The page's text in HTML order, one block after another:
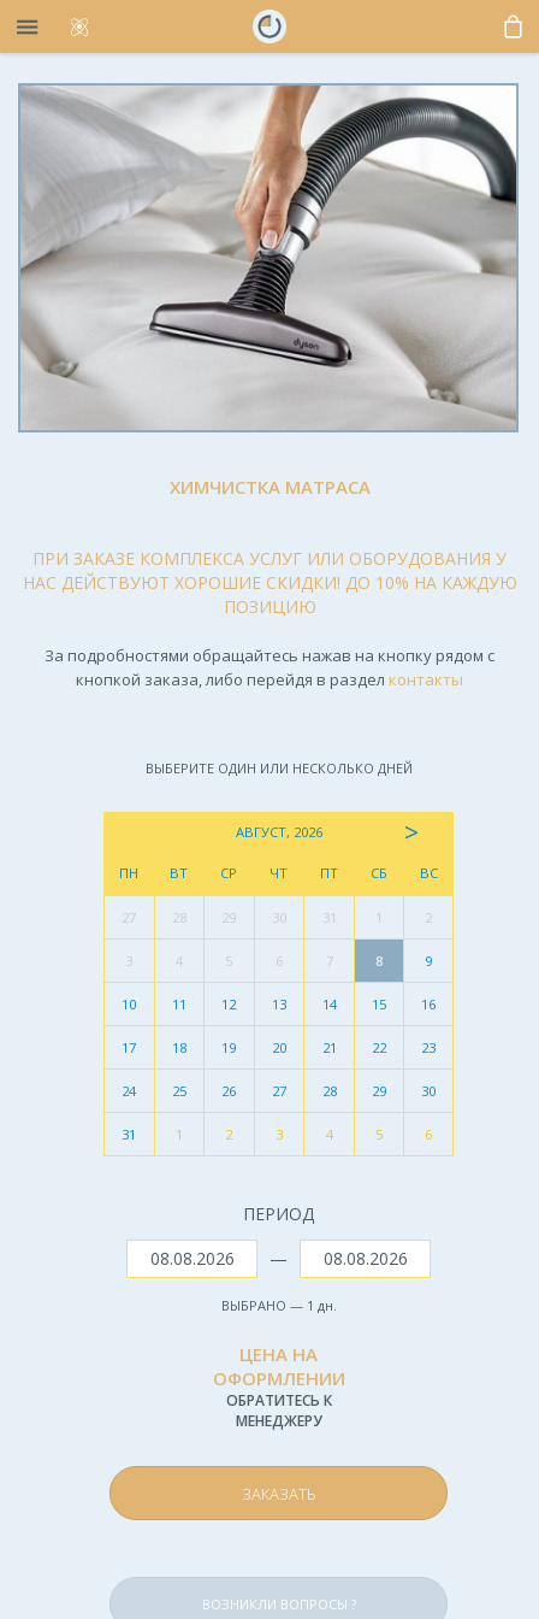
ХИМЧИСТКА МАТРАСА
ПРИ ЗАКАЗЕ КОМПЛЕКСА УСЛУГ ИЛИ ОБОРУДОВАНИЯ У
НАС ДЕЙСТВУЮТ ХОРОШИЕ СКИДКИ! ДО 10% НА КАЖДУЮ
ПОЗИЦИЮ
За подробностями обращайтесь нажав на кнопку рядом с
кнопкой заказа, либо перейдя в раздел контакты
ВЫБЕРИТЕ ОДИН ИЛИ НЕСКОЛЬКО ДНЕЙ
АВГУСТ, 2026 >
ПН ВТ СР ЧТ ПТ СБ ВС
27 28 29 30 31 1 2
3 4 5 6 7 8 9
10 11 12 13 14 15 16
17 18 19 20 21 22 23
24 25 26 27 28 29 30
31 1 2 3 4 5 6
ПЕРИОД
—
ВЫБРАНО — 1 дн.
ЦЕНА НА
ОФОРМЛЕНИИ
ОБРАТИТЕСЬ К
МЕНЕДЖЕРУ
ЗАКАЗАТЬ
ВОЗНИКЛИ ВОПРОСЫ ?